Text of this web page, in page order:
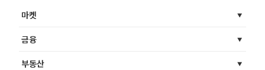
마켓
금융
부동산